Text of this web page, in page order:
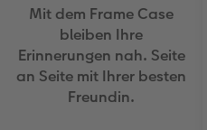
Mit dem Frame Case
bleiben Ihre
Erinnerungen nah. Seite
an Seite mit Ihrer besten
Freundin.